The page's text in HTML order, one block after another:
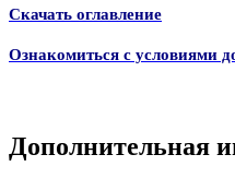
Скачать оглавление
Ознакомиться с условиями
Дополнительная